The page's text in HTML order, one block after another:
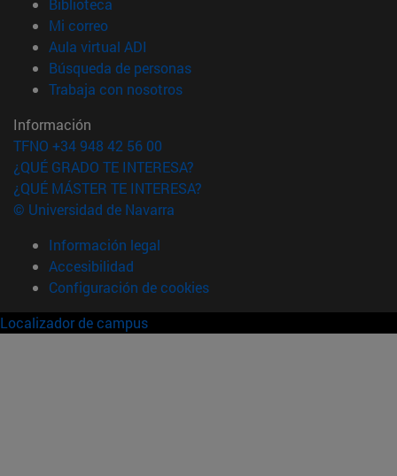
Mi correo(abre en nueva ventana)
Aula virtual ADI
Búsqueda de personas(abre en nueva ventana)
Trabaja con nosotros(abre en nueva ventana)
Información
TFNO +34 948 42 56 00
¿QUÉ GRADO TE INTERESA?
¿QUÉ MÁSTER TE INTERESA?
© Universidad de Navarra
Información legal
Accesibilidad
Configuración de cookies
Localizador de campus